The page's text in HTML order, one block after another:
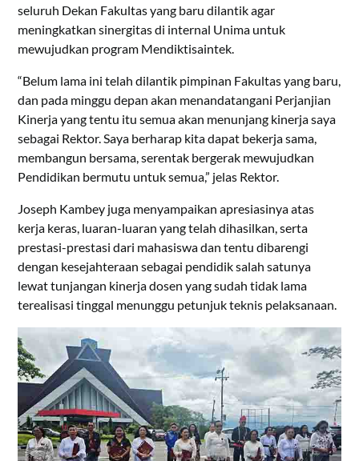
seluruh Dekan Fakultas yang baru dilantik agar
meningkatkan sinergitas di internal Unima untuk
mewujudkan program Mendiktisaintek.
“Belum lama ini telah dilantik pimpinan Fakultas yang baru,
dan pada minggu depan akan menandatangani Perjanjian
Kinerja yang tentu itu semua akan menunjang kinerja saya
sebagai Rektor. Saya berharap kita dapat bekerja sama,
membangun bersama, serentak bergerak mewujudkan
Pendidikan bermutu untuk semua,” jelas Rektor.
Joseph Kambey juga menyampaikan apresiasinya atas
kerja keras, luaran-luaran yang telah dihasilkan, serta
prestasi-prestasi dari mahasiswa dan tentu dibarengi
dengan kesejahteraan sebagai pendidik salah satunya
lewat tunjangan kinerja dosen yang sudah tidak lama
terealisasi tinggal menunggu petunjuk teknis pelaksanaan.